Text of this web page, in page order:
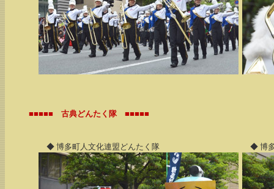
■■■■■ 古典どんたく隊 ■■■■■
◆ 博多町人文化連盟どんたく隊 ◆ 博多